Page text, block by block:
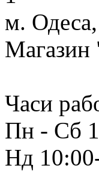
м.
Часи
Пн - Сб
Нд